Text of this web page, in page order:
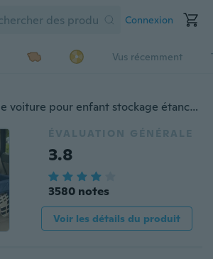
Connexion
Vus récemment
Plateau de siège de voiture pour enfant stockage étanche plateau de support de jouet pour enfants
ÉVALUATION GÉNÉRALE
3.8
3580 notes
Voir les détails du produit